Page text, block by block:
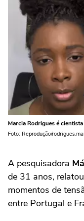
Marcia Rodrigues é
Foto: Reprodução/
A pesquisadora
de 31 anos,
momentos de
entre Portugal e